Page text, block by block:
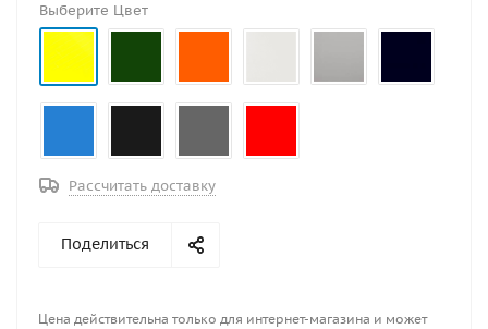
Выберите Цвет
Рассчитать доставку
Поделиться
Цена действительна только для интернет-магазина и может